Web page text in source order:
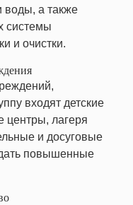
воды, а также
системы
и очистки.
входят детские
центры, лагеря
и досуговые
повышенные